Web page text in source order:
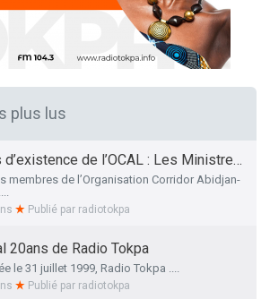
plus lus
de l’OCAL : Les Ministres des Infrastructures et Transports et de la Santé présentent le bilan et les Perspectives
membres de l’Organisation Corridor Abidjan-
Publié par radiotokpa
20ans de Radio Tokpa
le 31 juillet 1999, Radio Tokpa ....
Publié par radiotokpa